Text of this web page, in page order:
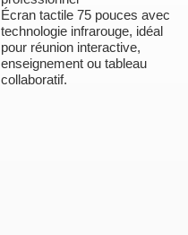
Écran tactile 75 pouces avec
technologie infrarouge, idéal
pour réunion interactive,
enseignement ou tableau
collaboratif.